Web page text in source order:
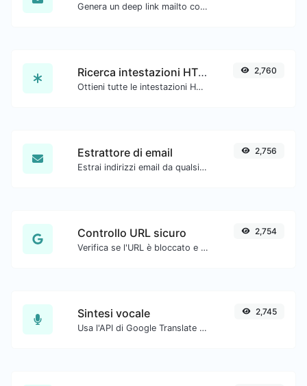
Genera un deep link mailto con oggetto, corpo, cc, bcc e ottieni anche il codice HTML.
Ricerca intestazioni HTTP
Ottieni tutte le intestazioni HTTP che un URL restituisce per una tipica richiesta GET.
2,760
Estrattore di email
Estrai indirizzi email da qualsiasi tipo di contenuto testuale.
2,756
Controllo URL sicuro
Verifica se l'URL è bloccato e contrassegnato come sicuro/non sicuro da Google.
2,754
Sintesi vocale
Usa l'API di Google Translate per generare audio di sintesi vocale.
2,745